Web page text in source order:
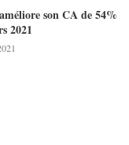
son CA de 54%
2021